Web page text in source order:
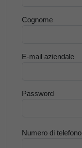
Cognome
E-mail aziendale
Password
Numero di telefono